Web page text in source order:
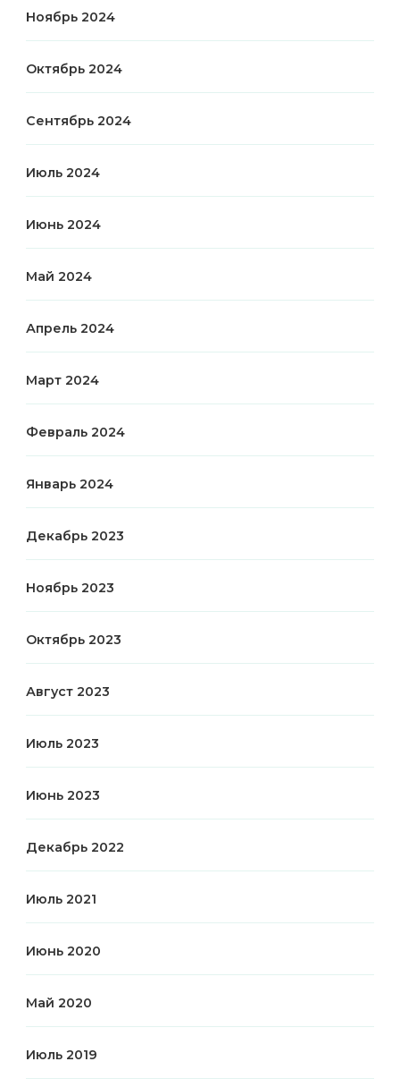
Ноябрь 2024
Октябрь 2024
Сентябрь 2024
Июль 2024
Июнь 2024
Май 2024
Апрель 2024
Март 2024
Февраль 2024
Январь 2024
Декабрь 2023
Ноябрь 2023
Октябрь 2023
Август 2023
Июль 2023
Июнь 2023
Декабрь 2022
Июль 2021
Июнь 2020
Май 2020
Июль 2019